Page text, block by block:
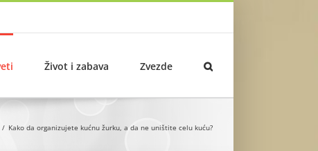
Život i zabava Zvezde
Kako da organizujete kućnu žurku, a da ne uništite celu kuću?